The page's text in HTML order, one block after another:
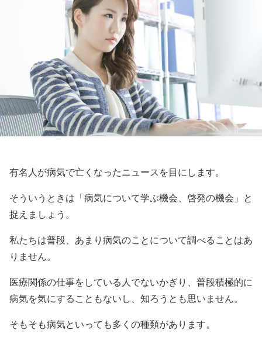
有名人が病気で亡くなったニュースを目にします。
そういうときは「病気について学ぶ機会、啓発の機会」と
捉えましょう。
私たちは普段、あまり病気のことについて調べることはあ
りません。
医療関係の仕事をしている人でないかぎり、普段積極的に
病気を気にすることもないし、知ろうとも思いません。
そもそも病気といっても多くの種類があります。